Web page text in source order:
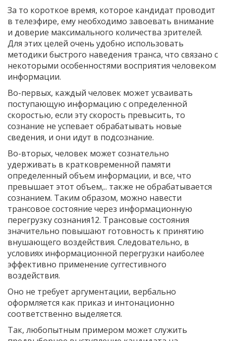
За то короткое время, которое кандидат проводит
в телеэфире, ему необходимо завоевать внимание
и доверие максимального количества зрителей.
Для этих целей очень удобно использовать
методики быстрого наведения транса, что связано с
некоторыми особенностями восприятия человеком
информации.
Во-первых, каждый человек может усваивать
поступающую информацию с определенной
скоростью, если эту скорость превысить, то
сознание не успевает обрабатывать новые
сведения, и они идут в подсознание.
Во-вторых, человек может сознательно
удерживать в кратковременной памяти
определенный объем информации, и все, что
превышает этот объем,.. также не обрабатывается
сознанием. Таким образом, можно навести
трансовое состояние через информационную
перегрузку сознания12. Трансовые состояния
значительно повышают готовность к принятию
внушающего воздействия. Следовательно, в
условиях информационной перегрузки наиболее
эффективно применение суггестивного
воздействия.
Оно не требует аргументации, вербально
оформляется как приказ и интонационно
соответственно выделяется.
Так, любопытным примером может служить